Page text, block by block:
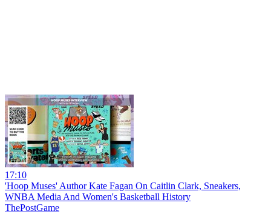
17:10
'Hoop Muses' Author Kate Fagan On Caitlin Clark, Sneakers,
WNBA Media And Women's Basketball History
ThePostGame